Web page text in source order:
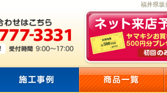
福井県坂